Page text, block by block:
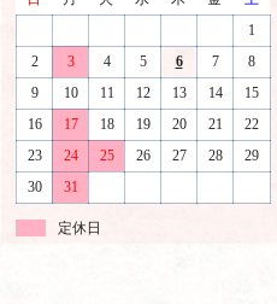
1
2
3 4 5 6 7
8
9
10 11 12 13 14
15
16
17 18 19 20 21
22
23
24 25 26 27 28
29
30
31
定休日